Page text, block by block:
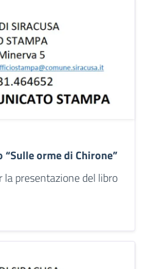
orme di Chirone”
la presentazione del libro